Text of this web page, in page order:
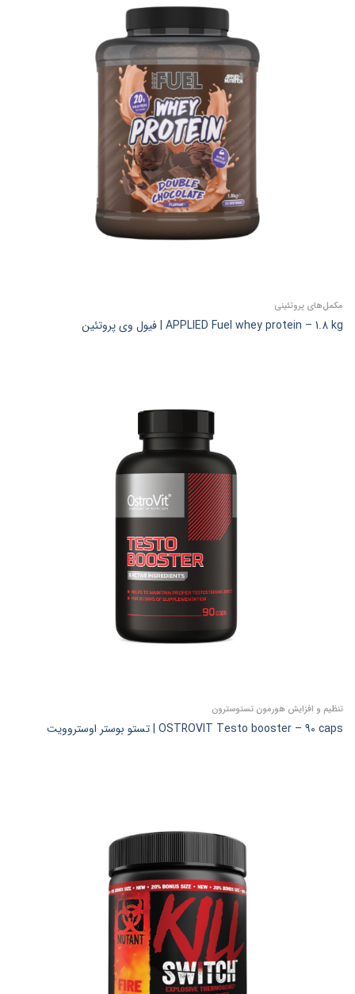
مکمل‌های پروتئینی
APPLIED Fuel whey protein – 1.8 kg | فیول وی پروتئین
تنظیم و افزایش هورمون تستوسترون
OSTROVIT Testo booster – 90 caps | تستو بوستر اوستروویت